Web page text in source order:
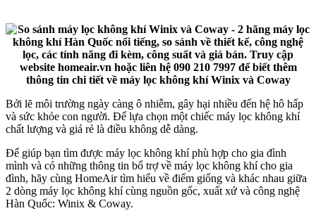
Bởi lẽ môi trường ngày càng ô nhiễm, gây hại nhiều đến hệ hô hấp
và sức khỏe con người. Để lựa chọn một chiếc máy lọc không khí
chất lượng và giá rẻ là điều không dễ dàng.
Để giúp bạn tìm được máy lọc không khí phù hợp cho gia đình
mình và có những thông tin bổ trợ về máy lọc không khí cho gia
đình, hãy cùng HomeAir tìm hiểu về điểm giống và khác nhau giữa
2 dòng máy lọc không khí cùng nguồn gốc, xuất xứ và công nghệ
Hàn Quốc: Winix & Coway.